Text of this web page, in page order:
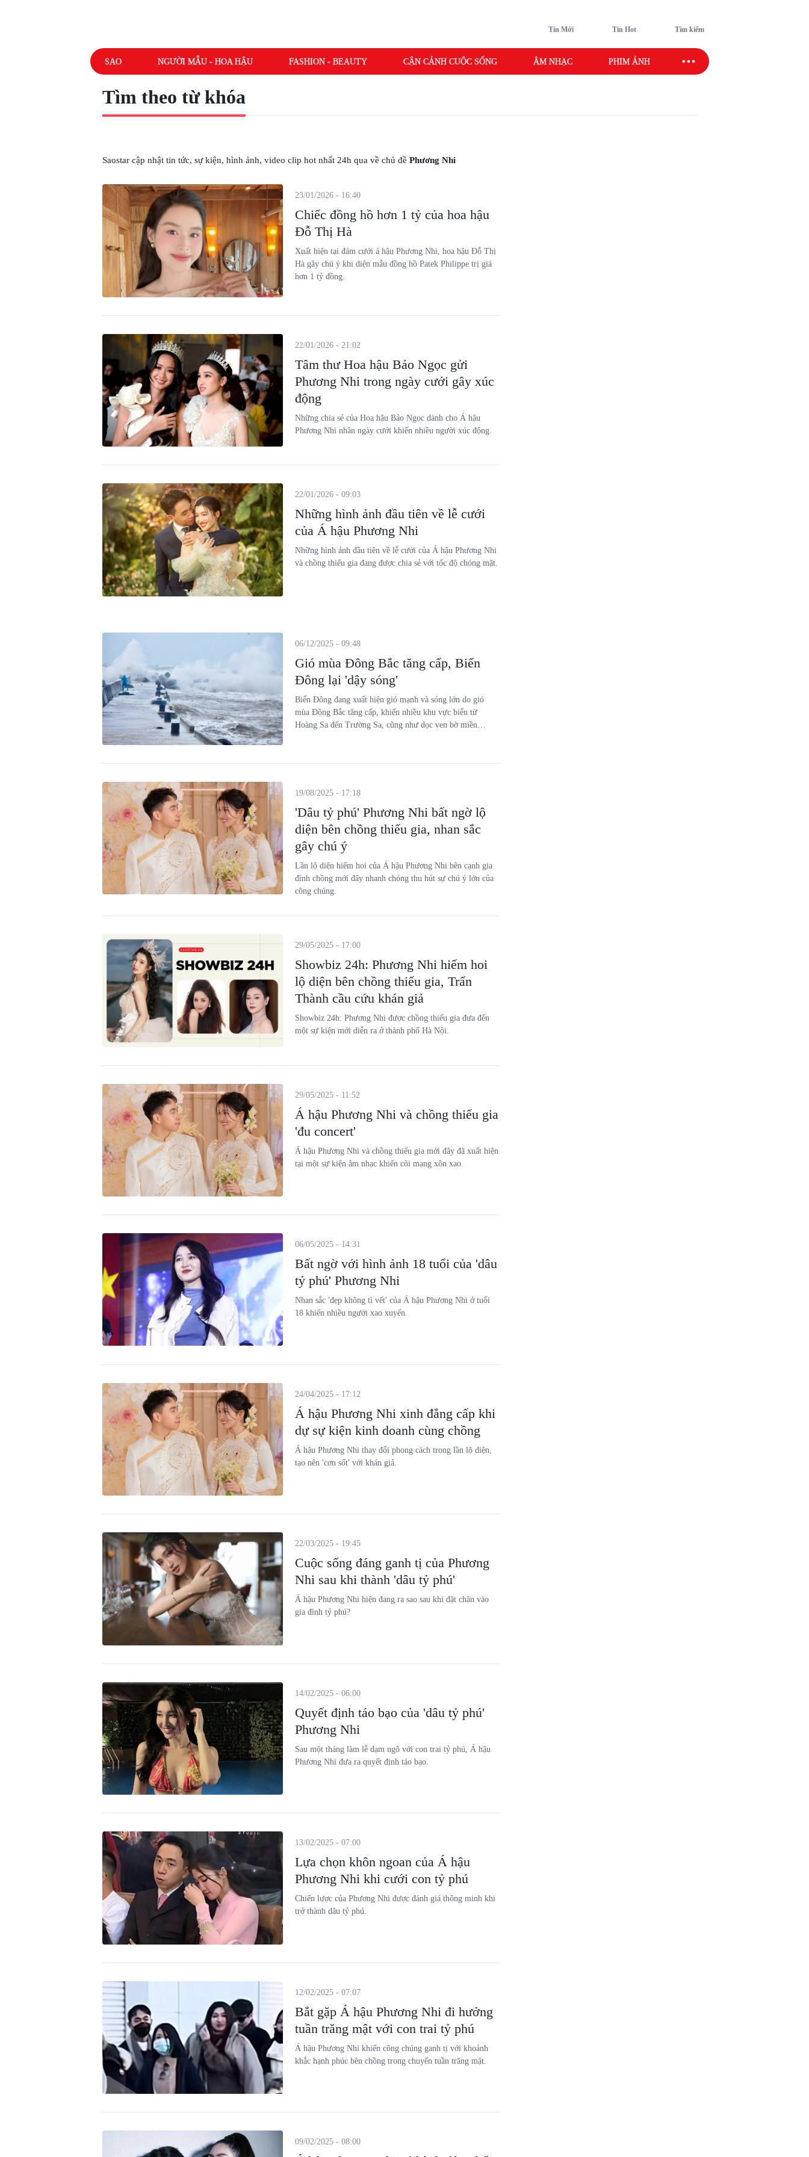
Tin Mới Tin Hot Tìm kiếm
SAO NGƯỜI MẪU - HOA HẬU FASHION - BEAUTY CẬN CẢNH CUỘC SỐNG ÂM NHẠC PHIM ẢNH SAO SPORT
Tìm theo từ khóa
Saostar cập nhật tin tức, sự kiện, hình ảnh, video clip hot nhất 24h qua về chủ đề Phương Nhi
Chiếc đồng hồ hơn 1 tỷ của hoa hậu
Đỗ Thị Hà
23/01/2026 - 16:40
Xuất hiện tại đám cưới á hậu Phương Nhi, hoa hậu Đỗ Thị
Hà gây chú ý khi diện mẫu đồng hồ Patek Philippe trị giá
hơn 1 tỷ đồng.
Tâm thư Hoa hậu Bảo Ngọc gửi
Phương Nhi trong ngày cưới gây xúc
động
22/01/2026 - 21:02
Những chia sẻ của Hoa hậu Bảo Ngọc dành cho Á hậu
Phương Nhi nhân ngày cưới khiến nhiều người xúc động.
Những hình ảnh đầu tiên về lễ cưới
của Á hậu Phương Nhi
22/01/2026 - 09:03
Những hình ảnh đầu tiên về lễ cưới của Á hậu Phương Nhi
và chồng thiếu gia đang được chia sẻ với tốc độ chóng mặt.
Gió mùa Đông Bắc tăng cấp, Biển
Đông lại 'dậy sóng'
06/12/2025 - 09:48
Biển Đông đang xuất hiện gió mạnh và sóng lớn do gió
mùa Đông Bắc tăng cấp, khiến nhiều khu vực biển từ
Hoàng Sa đến Trường Sa, cũng như dọc ven bờ miền
'Dâu tỷ phú' Phương Nhi bất ngờ lộ
diện bên chồng thiếu gia, nhan sắc
gây chú ý
19/08/2025 - 17:18
Lần lộ diện hiếm hoi của Á hậu Phương Nhi bên cạnh gia
đình chồng mới đây nhanh chóng thu hút sự chú ý lớn của
công chúng.
Showbiz 24h: Phương Nhi hiếm hoi
lộ diện bên chồng thiếu gia, Trấn
Thành cầu cứu khán giả
29/05/2025 - 17:00
Showbiz 24h: Phương Nhi được chồng thiếu gia đưa đến
một sự kiện mới diễn ra ở thành phố Hà Nội.
Á hậu Phương Nhi và chồng thiếu gia
'đu concert'
29/05/2025 - 11:52
Á hậu Phương Nhi và chồng thiếu gia mới đây đã xuất hiện
tại một sự kiện âm nhạc khiến cõi mạng xôn xao.
Bất ngờ với hình ảnh 18 tuổi của 'dâu
tỷ phú' Phương Nhi
06/05/2025 - 14:31
Nhan sắc 'đẹp không tì vết' của Á hậu Phương Nhi ở tuổi
18 khiến nhiều người xao xuyến.
Á hậu Phương Nhi xinh đẳng cấp khi
dự sự kiện kinh doanh cùng chồng
24/04/2025 - 17:12
Á hậu Phương Nhi thay đổi phong cách trong lần lộ diện,
tạo nên 'cơn sốt' với khán giả.
Cuộc sống đáng ganh tị của Phương
Nhi sau khi thành 'dâu tỷ phú'
22/03/2025 - 19:45
Á hậu Phương Nhi hiện đang ra sao sau khi đặt chân vào
gia đình tỷ phú?
Quyết định táo bạo của 'dâu tỷ phú'
Phương Nhi
14/02/2025 - 06:00
Sau một tháng làm lễ dạm ngõ với con trai tỷ phú, Á hậu
Phương Nhi đưa ra quyết định táo bạo.
Lựa chọn khôn ngoan của Á hậu
Phương Nhi khi cưới con tỷ phú
13/02/2025 - 07:00
Chiến lược của Phương Nhi được đánh giá thông minh khi
trở thành dâu tỷ phú.
Bắt gặp Á hậu Phương Nhi đi hưởng
tuần trăng mật với con trai tỷ phú
12/02/2025 - 07:07
Á hậu Phương Nhi khiến công chúng ganh tị với khoảnh
khắc hạnh phúc bên chồng trong chuyến tuần trăng mật.
09/02/2025 - 08:00